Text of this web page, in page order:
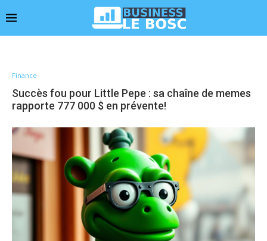
Finance
Succès fou pour Little Pepe : sa chaîne de memes
rapporte 777 000 $ en prévente!